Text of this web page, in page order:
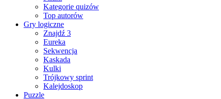
Kategorie quizów
Top autorów
Gry logiczne
Znajdź 3
Eureka
Sekwencja
Kaskada
Kulki
Trójkowy sprint
Kalejdoskop
Puzzle